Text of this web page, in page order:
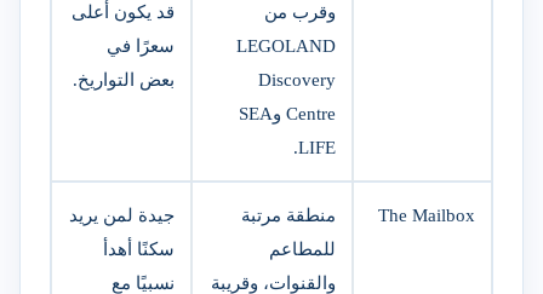
وقرب من
LEGOLAND
Discovery
Centre وSEA
LIFE.
قد يكون أعلى
سعرًا في
بعض التواريخ.
The Mailbox
منطقة مرتبة
للمطاعم
والقنوات، وقريبة
جيدة لمن يريد
سكنًا أهدأ
نسبيًا مع